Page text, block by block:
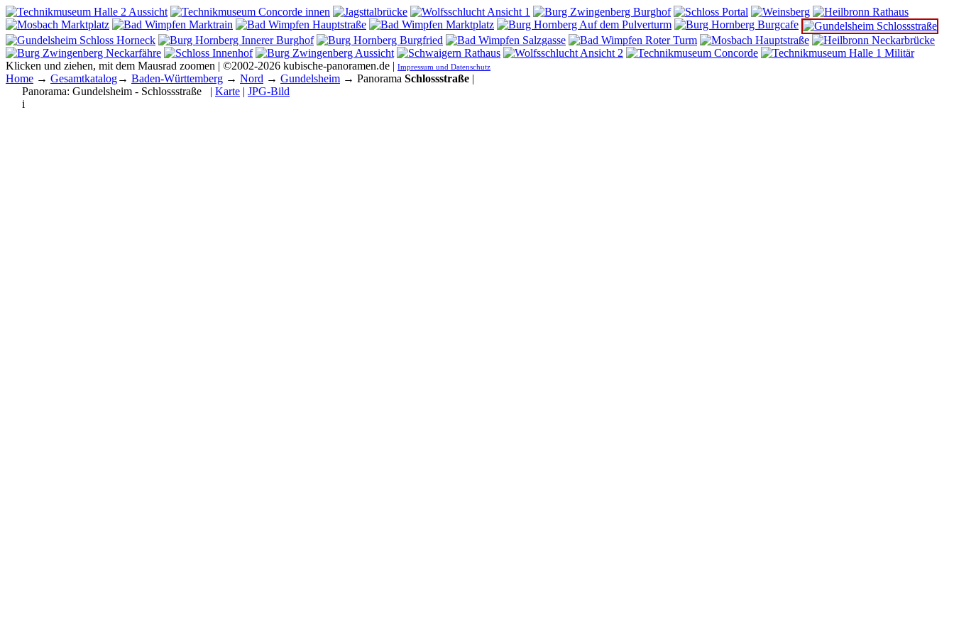
Klicken und ziehen, mit dem Mausrad zoomen | ©2002-2026 kubische-panoramen.de | Impressum und Datenschutz
Home → Gesamtkatalog→ Baden-Württemberg → Nord → Gundelsheim → Panorama Schlossstraße |
Panorama: Gundelsheim - Schlossstraße | Karte | JPG-Bild
i